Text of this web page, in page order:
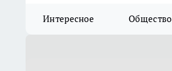
Интересное Общество